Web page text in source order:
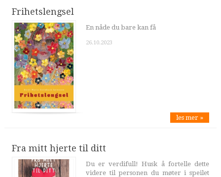
Frihetslengsel
En nåde du bare kan få
26.10.2023
les mer »
Fra mitt hjerte til ditt
Du er verdifull! Husk å fortelle dette
videre til personen du møter i speilet